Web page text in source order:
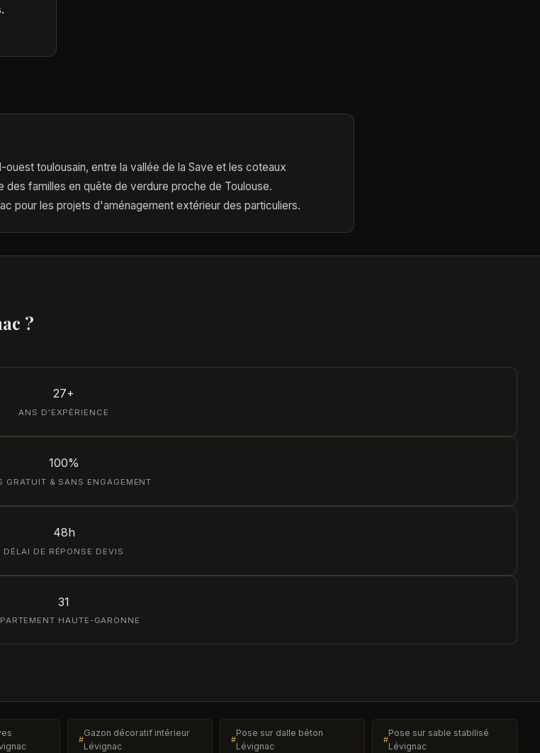
toulousain, entre la vallée de la Save et les coteaux
des familles en quête de verdure proche de Toulouse.
pour les projets d'aménagement extérieur des particuliers.
?
27+
ANS D'EXPÉRIENCE
100%
GRATUIT & SANS ENGAGEMENT
48h
DÉLAI DE RÉPONSE DEVIS
31
HAUTE-GARONNE
Gazon décoratif intérieur
Lévignac
Pose sur dalle béton
Lévignac
Pose sur sable stabilisé
Lévignac